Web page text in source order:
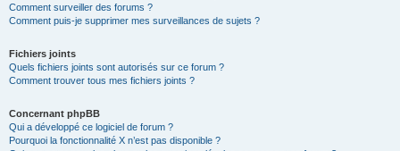
Comment surveiller des forums ?
Comment puis-je supprimer mes surveillances de sujets ?
Fichiers joints
Quels fichiers joints sont autorisés sur ce forum ?
Comment trouver tous mes fichiers joints ?
Concernant phpBB
Qui a développé ce logiciel de forum ?
Pourquoi la fonctionnalité X n’est pas disponible ?